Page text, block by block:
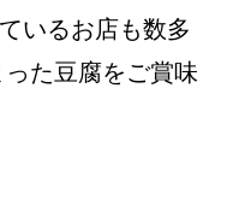
いるお店も数多
た豆腐をご賞味